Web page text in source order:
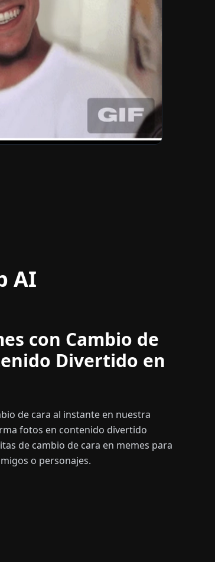
AI
con Cambio de
Divertido en
de cara al instante en nuestra
fotos en contenido divertido
de cambio de cara en memes para
o personajes.